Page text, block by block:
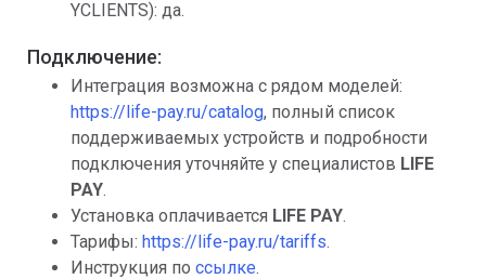
YCLIENTS): да.
Подключение:
Интеграция возможна с рядом моделей:
https://life-pay.ru/catalog, полный список
поддерживаемых устройств и подробности
подключения уточняйте у специалистов LIFE
PAY.
Установка оплачивается LIFE PAY.
Тарифы: https://life-pay.ru/tariffs.
Инструкция по ссылке.